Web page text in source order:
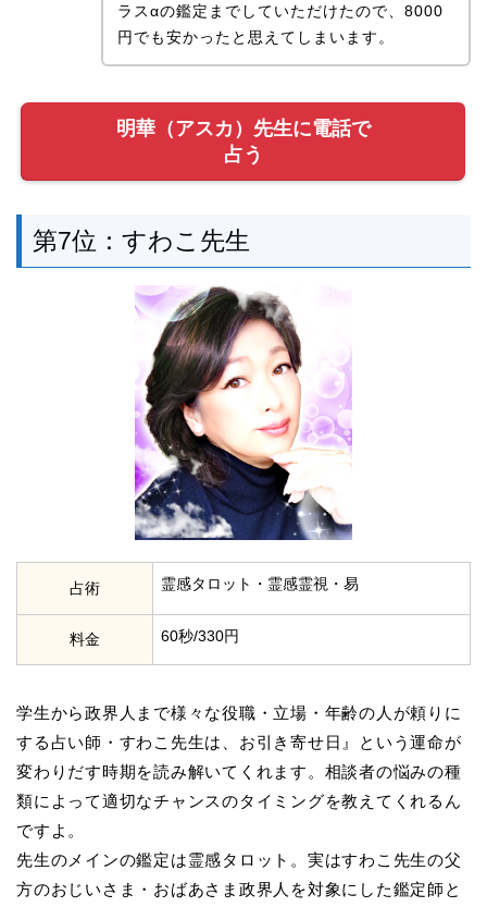
ラスαの鑑定までしていただけたので、8000
円でも安かったと思えてしまいます。
明華（アスカ）先生に電話で
占う
第7位：すわこ先生
占術 霊感タロット・霊感霊視・易
料金 60秒/330円
学生から政界人まで様々な役職・立場・年齢の人が頼りに
する占い師・すわこ先生は、お引き寄せ日』という運命が
変わりだす時期を読み解いてくれます。相談者の悩みの種
類によって適切なチャンスのタイミングを教えてくれるん
ですよ。
先生のメインの鑑定は霊感タロット。実はすわこ先生の父
方のおじいさま・おばあさま政界人を対象にした鑑定師と